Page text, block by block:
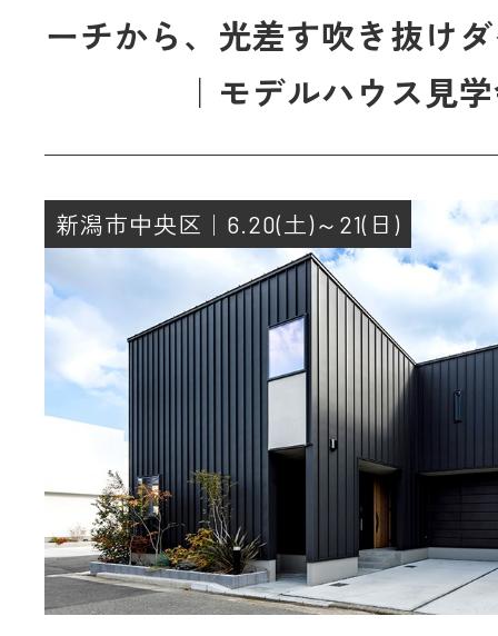
ーチから、光差す吹き抜け
｜モデルハウス見
新潟市中央区｜6.20(土)～21(日)